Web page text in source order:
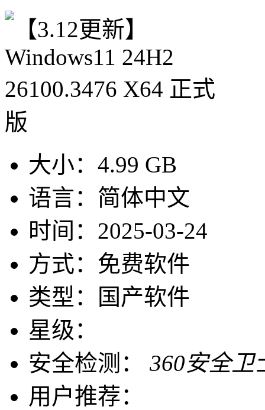
大小： 4.99 GB
语言： 简体中文
时间： 2025-03-24
方式： 免费软件
类型：
国产软件
星级：
安全检测：
360安全卫
用户推荐：